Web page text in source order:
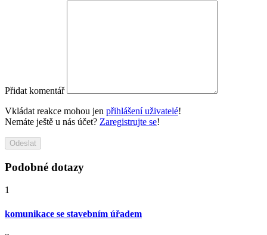
Přidat komentář
Vkládat reakce mohou jen přihlášení uživatelé!
Nemáte ještě u nás účet? Zaregistrujte se!
Odeslat
Podobné dotazy
1
komunikace se stavebním úřadem